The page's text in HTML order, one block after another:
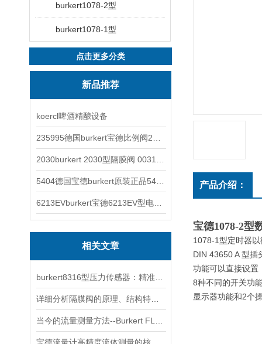
burkert1078-2型
burkert1078-1型
点击更多分类
新品推荐
koercl啤酒精酿设备
相关文章
产品介绍：
宝德1078-2型
1078-1型定时器
DIN 43650 A 型插
功能可以直接设置
8种不同的开关功
显示器功能和2个